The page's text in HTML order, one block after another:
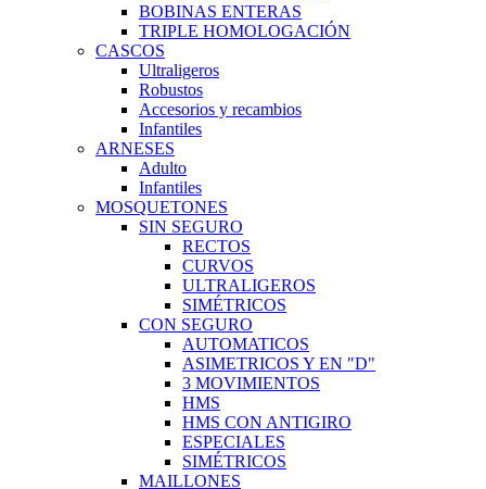
BOBINAS ENTERAS
TRIPLE HOMOLOGACIÓN
CASCOS
Ultraligeros
Robustos
Accesorios y recambios
Infantiles
ARNESES
Adulto
Infantiles
MOSQUETONES
SIN SEGURO
RECTOS
CURVOS
ULTRALIGEROS
SIMÉTRICOS
CON SEGURO
AUTOMATICOS
ASIMETRICOS Y EN "D"
3 MOVIMIENTOS
HMS
HMS CON ANTIGIRO
ESPECIALES
SIMÉTRICOS
MAILLONES